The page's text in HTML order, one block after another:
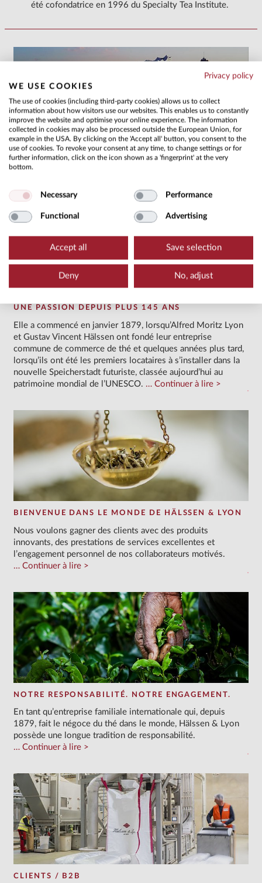
été cofondatrice en 1996 du Specialty Tea Institute.
FILM D’ENTREPRISE
Notre film d’entreprise vous plonge dans le monde fascinant
UNE PASSION DEPUIS PLUS 145 ANS
Elle a commencé en janvier 1879, lorsqu’Alfred Moritz Lyon
et Gustav Vincent Hälssen ont fondé leur entreprise
commune de commerce de thé et quelques années plus tard,
lorsqu’ils ont été les premiers locataires à s’installer dans la
nouvelle Speicherstadt futuriste, classée aujourd’hui au
patrimoine mondial de l’UNESCO.
Continuer à lire
BIENVENUE DANS LE MONDE DE HÄLSSEN & LYON
Nous voulons gagner des clients avec des produits
innovants, des prestations de services excellentes et
l’engagement personnel de nos collaborateurs motivés.
Continuer à lire
NOTRE RESPONSABILITÉ. NOTRE ENGAGEMENT.
En tant qu’entreprise familiale internationale qui, depuis
1879, fait le négoce du thé dans le monde, Hälssen & Lyon
possède une longue tradition de responsabilité.
Continuer à lire
CLIENTS / B2B
Privacy policy
WE USE COOKIES
The use of cookies (including third-party cookies) allows us to collect
information about how visitors use our websites. This enables us to constantly
improve the website and optimise your online experience. The information
collected in cookies may also be processed outside the European Union, for
example in the USA. By clicking on the 'Accept all' button, you consent to the
use of cookies. To revoke your consent at any time, to change settings or for
further information, click on the icon shown as a 'fingerprint' at the very
bottom.
Necessary Performance
Functional Advertising
Accept all Save selection
Deny No, adjust